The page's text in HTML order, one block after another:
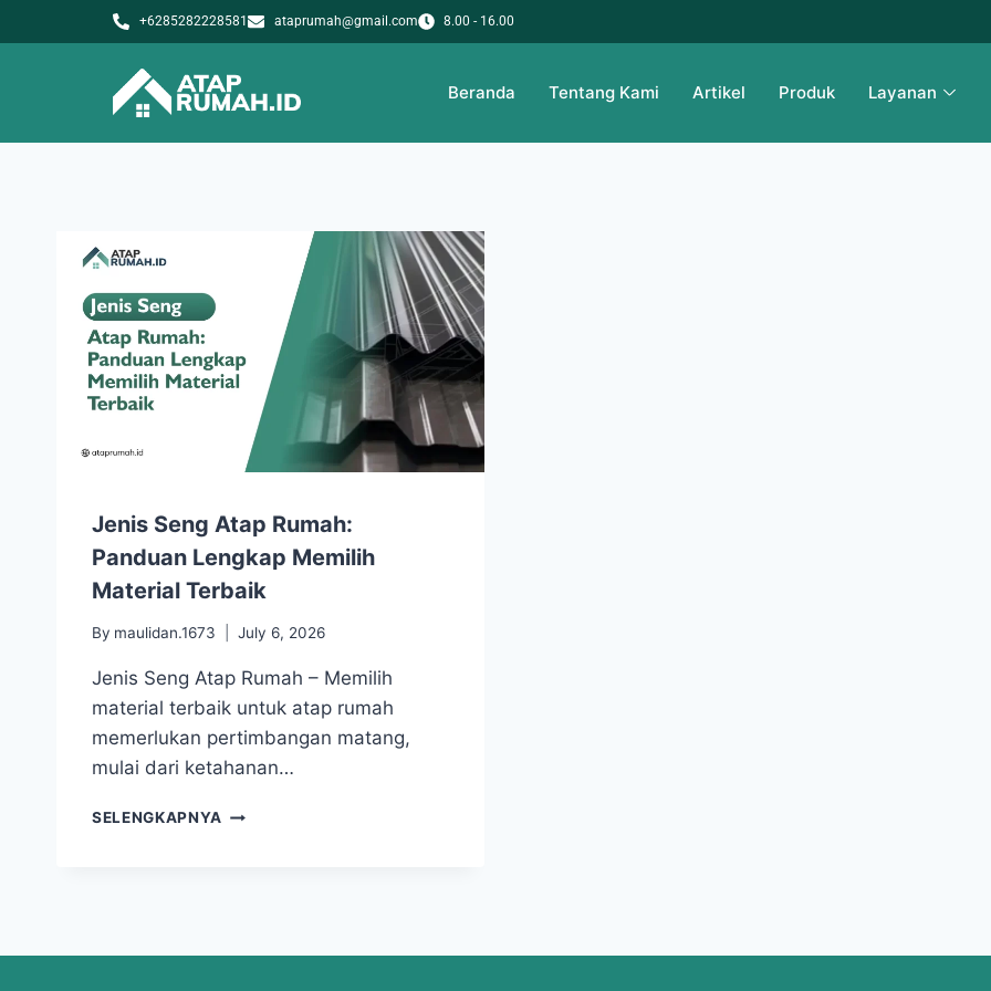
+6285282228581 ataprumah@gmail.com 8.00 - 16.00
Beranda Tentang Kami Artikel Produk Layanan
Jenis Seng Atap Rumah:
Panduan Lengkap Memilih
Material Terbaik
By maulidan.1673 July 6, 2026
Jenis Seng Atap Rumah – Memilih
material terbaik untuk atap rumah
memerlukan pertimbangan matang,
mulai dari ketahanan…
SELENGKAPNYA